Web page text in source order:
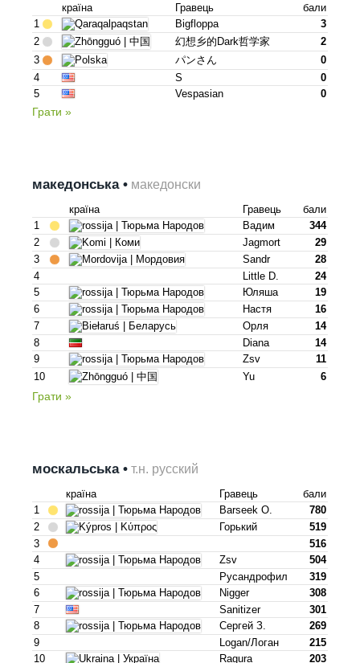
країна Гравець
бали
1
Bigfloppa
3
2
幻想乡的dark哲学家
2
3
パンさん
0
4
S
0
5
Vespasian 0
Грати »
македонська • македонски
країна Гравець
бали
1
Вадим
344
2
Jagmort
29
3
Sandr
28
4
Little D.
24
5
Юляша
19
6
Настя
16
7
Орля
14
8
Diana
14
9
Zsv
11
10
Yu 6
Грати »
москальська • т.н. русский
країна Гравець
бали
1
Barseek O.
780
2
Горький
519
3
516
4
Zsv
504
5
Русандрофил
319
6
Nigger
308
7
Sanitizer
301
8
Сергей З.
269
9
Logan/логан
215
10
Ragura 203